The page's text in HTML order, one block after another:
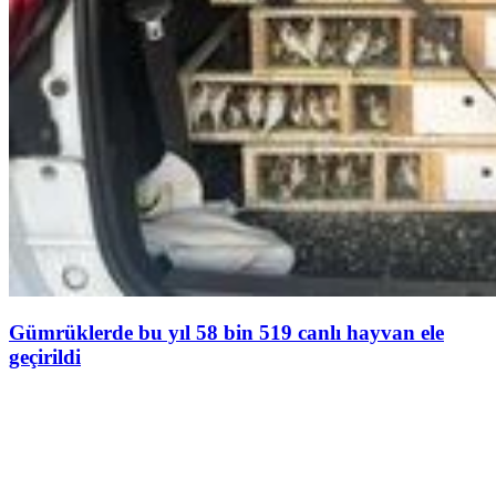
Gümrüklerde bu yıl 58 bin 519 canlı hayvan ele
geçirildi